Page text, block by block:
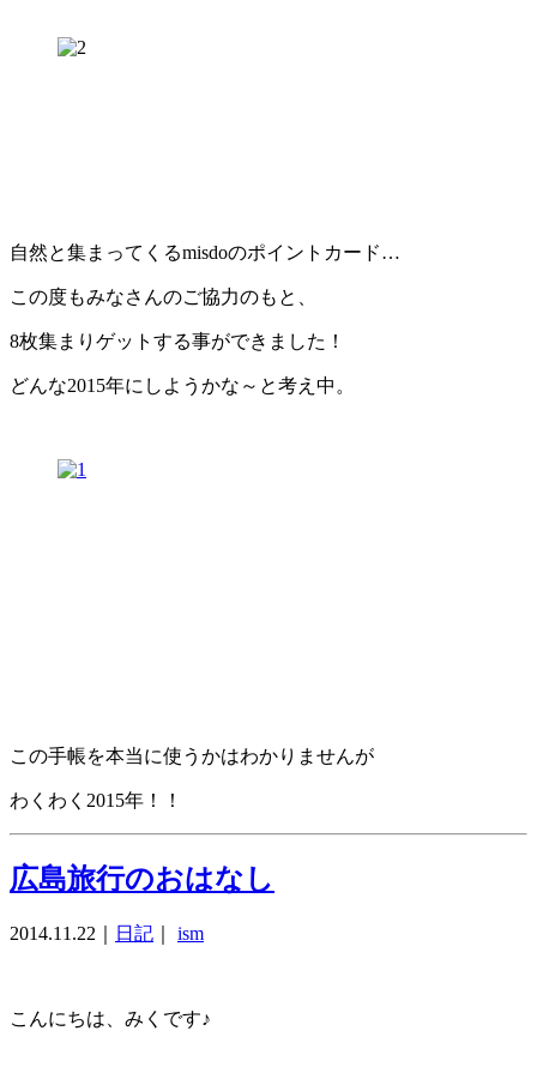
自然と集まってくるmisdoのポイントカード…
この度もみなさんのご協力のもと、
8枚集まりゲットする事ができました！
どんな2015年にしようかな～と考え中。
この手帳を本当に使うかはわかりませんが
わくわく2015年！！
広島旅行のおはなし
2014.11.22 日記 ism
こんにちは、みくです♪